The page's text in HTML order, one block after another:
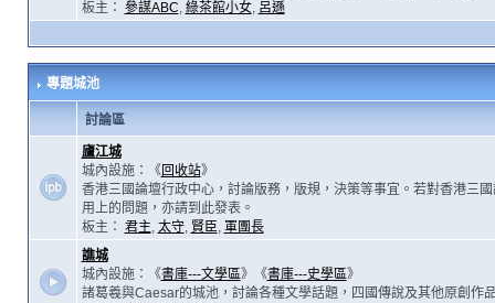
板主： 參謀ABC, 綠茶館小女, 呂遜
專題城池
討論區
廬江城
城內設施：《回收站》
香港三國論壇行政中心，討論版務，版規，決策等事宜。若對香港三
用上的問題，亦請到此發表。
板主： 君主, 太守, 賢臣, 軍團長
譙城
城內設施：《書庫---文學區》《書庫---史學區》
諸葛羲與Caesar的城池，討論各種文學話題，四國傳說及其他原創作